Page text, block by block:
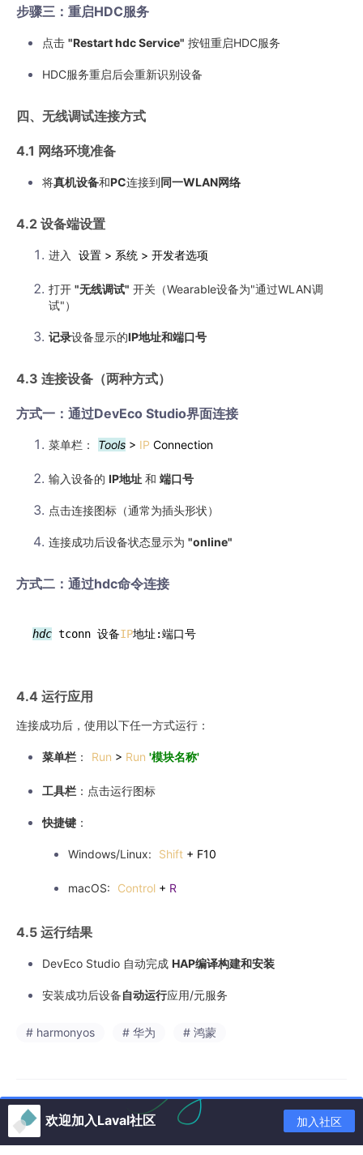
步骤三：重启HDC服务
点击 "Restart hdc Service" 按钮重启HDC服务
HDC服务重启后会重新识别设备
四、无线调试连接方式
4.1 网络环境准备
将真机设备和PC连接到同一WLAN网络
4.2 设备端设置
进入 设置 > 系统 > 开发者选项
打开 "无线调试" 开关（Wearable设备为"通过WLAN调
试"）
记录设备显示的IP地址和端口号
4.3 连接设备（两种方式）
方式一：通过DevEco Studio界面连接
菜单栏： Tools > IP Connection
输入设备的 IP地址 和 端口号
点击连接图标（通常为插头形状）
连接成功后设备状态显示为 "online"
方式二：通过hdc命令连接
hdc tconn 设备IP地址:端口号
4.4 运行应用
连接成功后，使用以下任一方式运行：
菜单栏 ： Run > Run '模块名称'
工具栏 ：点击运行图标
快捷键 ：
Windows/Linux: Shift + F10
macOS: Control + R
4.5 运行结果
DevEco Studio 自动完成 HAP编译构建和安装
安装成功后设备自动运行应用/元服务
# harmonyos # 华为 # 鸿蒙
欢迎加入Laval社区 加入社区